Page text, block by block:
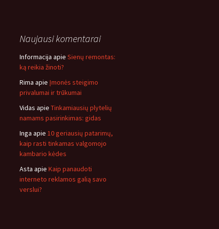
Naujausi komentarai
Informacija apie Sienų remontas:
ką reikia žinoti?
Rima apie Įmonės steigimo
privalumai ir trūkumai
Vidas apie Tinkamiausių plytelių
namams pasirinkimas: gidas
Inga apie 10 geriausių patarimų,
kaip rasti tinkamas valgomojo
kambario kėdes
Asta apie Kaip panaudoti
interneto reklamos galią savo
verslui?